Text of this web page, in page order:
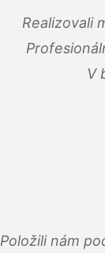
Realizovali
V
Položili nám